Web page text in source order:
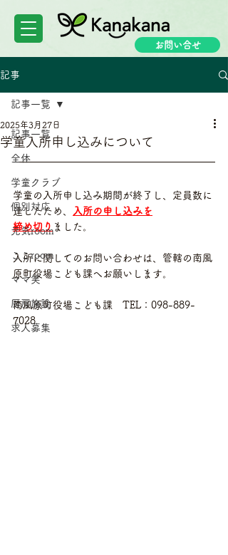
お問い合せ
記事
記事一覧
全体
学童クラブ
個別対応
元気room
ここroom
ママ笑
厨房施設
求人募集
記事一覧
学童入所申し込みについて
2025年3月27日
学童の入所申し込み期間が終了し、定員数に
達したため、
入所の申し込みを
締め切り ました。
入所に関してのお問い合わせは、管轄の南風
原町役場こども課へお願いします。
南風原町役場こども課　TEL：098-889-
7028